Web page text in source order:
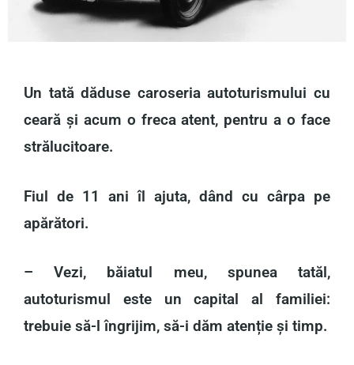
Un tată dăduse caroseria autoturismului cu
ceară și acum o freca atent, pentru a o face
strălucitoare.
Fiul de 11 ani îl ajuta, dând cu cârpa pe
apărători.
– Vezi, băiatul meu, spunea tatăl,
autoturismul este un capital al familiei:
trebuie să-l îngrijim, să-i dăm atenție și timp.